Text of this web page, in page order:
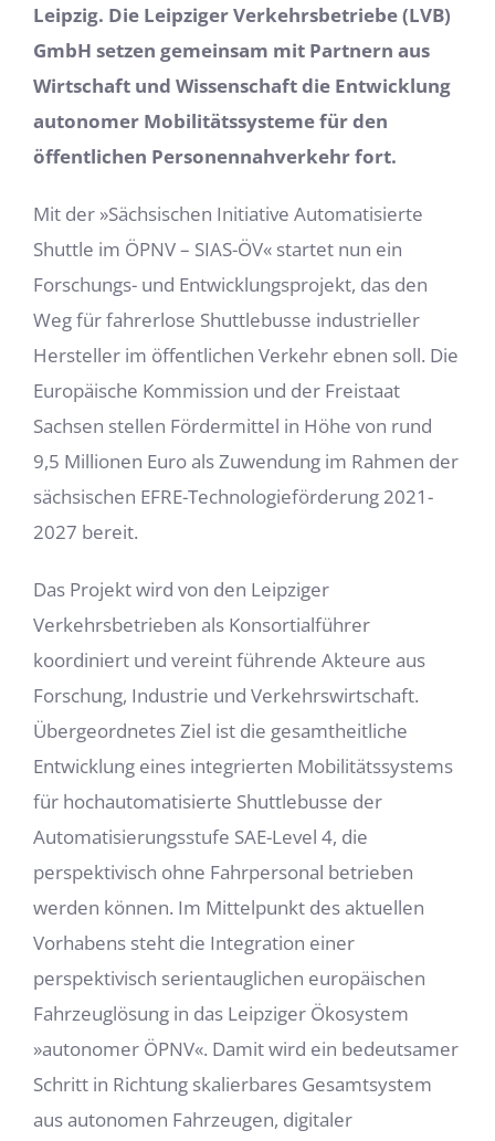
Leipzig. Die Leipziger Verkehrsbetriebe (LVB)
GmbH setzen gemeinsam mit Partnern aus
Wirtschaft und Wissenschaft die Entwicklung
autonomer Mobilitätssysteme für den
öffentlichen Personennahverkehr fort.
Mit der »Sächsischen Initiative Automatisierte
Shuttle im ÖPNV – SIAS-ÖV« startet nun ein
Forschungs- und Entwicklungsprojekt, das den
Weg für fahrerlose Shuttlebusse industrieller
Hersteller im öffentlichen Verkehr ebnen soll. Die
Europäische Kommission und der Freistaat
Sachsen stellen Fördermittel in Höhe von rund
9,5 Millionen Euro als Zuwendung im Rahmen der
sächsischen EFRE-Technologieförderung 2021-
2027 bereit.
Das Projekt wird von den Leipziger
Verkehrsbetrieben als Konsortialführer
koordiniert und vereint führende Akteure aus
Forschung, Industrie und Verkehrswirtschaft.
Übergeordnetes Ziel ist die gesamtheitliche
Entwicklung eines integrierten Mobilitätssystems
für hochautomatisierte Shuttlebusse der
Automatisierungsstufe SAE-Level 4, die
perspektivisch ohne Fahrpersonal betrieben
werden können. Im Mittelpunkt des aktuellen
Vorhabens steht die Integration einer
perspektivisch serientauglichen europäischen
Fahrzeuglösung in das Leipziger Ökosystem
»autonomer ÖPNV«. Damit wird ein bedeutsamer
Schritt in Richtung skalierbares Gesamtsystem
aus autonomen Fahrzeugen, digitaler